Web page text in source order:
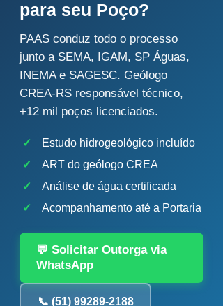
para seu Poço?
PAAS conduz todo o processo
junto a SEMA, IGAM, SP Águas,
INEMA e SAGESC. Geólogo
CREA-RS responsável técnico,
+12 mil poços licenciados.
✓
Estudo hidrogeológico incluído
✓
ART do geólogo CREA
✓
Análise de água certificada
✓
Acompanhamento até a Portaria
💬 Solicitar Outorga via
WhatsApp
📞 (51) 99289-2188